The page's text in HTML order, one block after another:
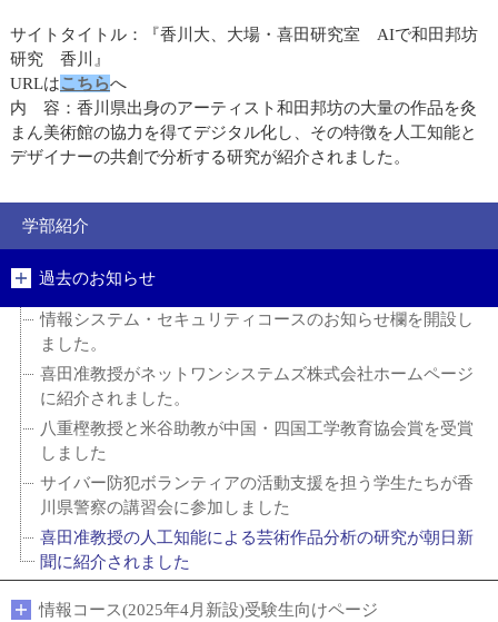
サイトタイトル：『香川大、大場・喜田研究室 AIで和田邦坊
研究 香川』
URLはこちらへ
内 容：香川県出身のアーティスト和田邦坊の大量の作品を灸
まん美術館の協力を得てデジタル化し、その特徴を人工知能と
デザイナーの共創で分析する研究が紹介されました。
学部紹介
過去のお知らせ
情報システム・セキュリティコースのお知らせ欄を開設し
ました。
喜田准教授がネットワンシステムズ株式会社ホームページ
に紹介されました。
八重樫教授と米谷助教が中国・四国工学教育協会賞を受賞
しました
サイバー防犯ボランティアの活動支援を担う学生たちが香
川県警察の講習会に参加しました
喜田准教授の人工知能による芸術作品分析の研究が朝日新
聞に紹介されました
情報コース(2025年4月新設)受験生向けページ